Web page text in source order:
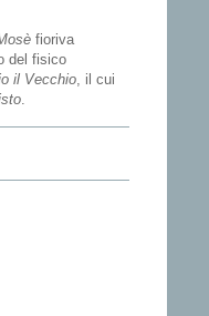
fioriva
del fisico
il Vecchio , il cui